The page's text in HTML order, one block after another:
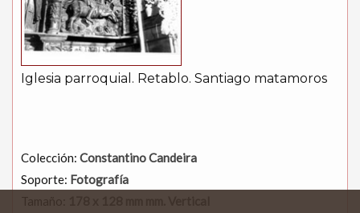
Iglesia parroquial. Retablo. Santiago matamoros
Colección: Constantino Candeira
Soporte: Fotografía
Tamaño: